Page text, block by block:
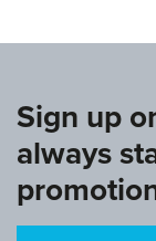
Sign up
always